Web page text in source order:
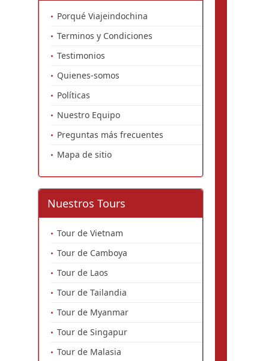
Porqué Viajeindochina
Terminos y Condiciones
Testimonios
Quienes-somos
Políticas
Nuestro Equipo
Preguntas más frecuentes
Mapa de sitio
Nuestros Tours
Tour de Vietnam
Tour de Camboya
Tour de Laos
Tour de Tailandia
Tour de Myanmar
Tour de Singapur
Tour de Malasia